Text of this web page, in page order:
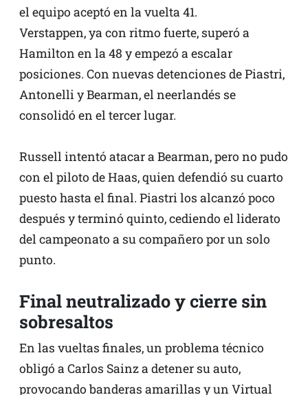
el equipo aceptó en la vuelta 41.
Verstappen, ya con ritmo fuerte, superó a
Hamilton en la 48 y empezó a escalar
posiciones. Con nuevas detenciones de Piastri,
Antonelli y Bearman, el neerlandés se
consolidó en el tercer lugar.
Russell intentó atacar a Bearman, pero no pudo
con el piloto de Haas, quien defendió su cuarto
puesto hasta el final. Piastri los alcanzó poco
después y terminó quinto, cediendo el liderato
del campeonato a su compañero por un solo
punto.
Final neutralizado y cierre sin
sobresaltos
En las vueltas finales, un problema técnico
obligó a Carlos Sainz a detener su auto,
provocando banderas amarillas y un Virtual